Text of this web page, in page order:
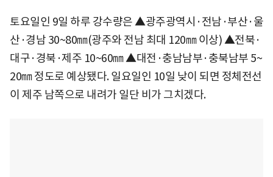
토요일인 9일 하루 강수량은 ▲광주광역시·전남·부산·울
산·경남 30~80㎜(광주와 전남 최대 120㎜ 이상) ▲전북·
대구·경북·제주 10~60㎜ ▲대전·충남남부·충북남부 5~
20㎜ 정도로 예상됐다. 일요일인 10일 낮이 되면 정체전선
이 제주 남쪽으로 내려가 일단 비가 그치겠다.